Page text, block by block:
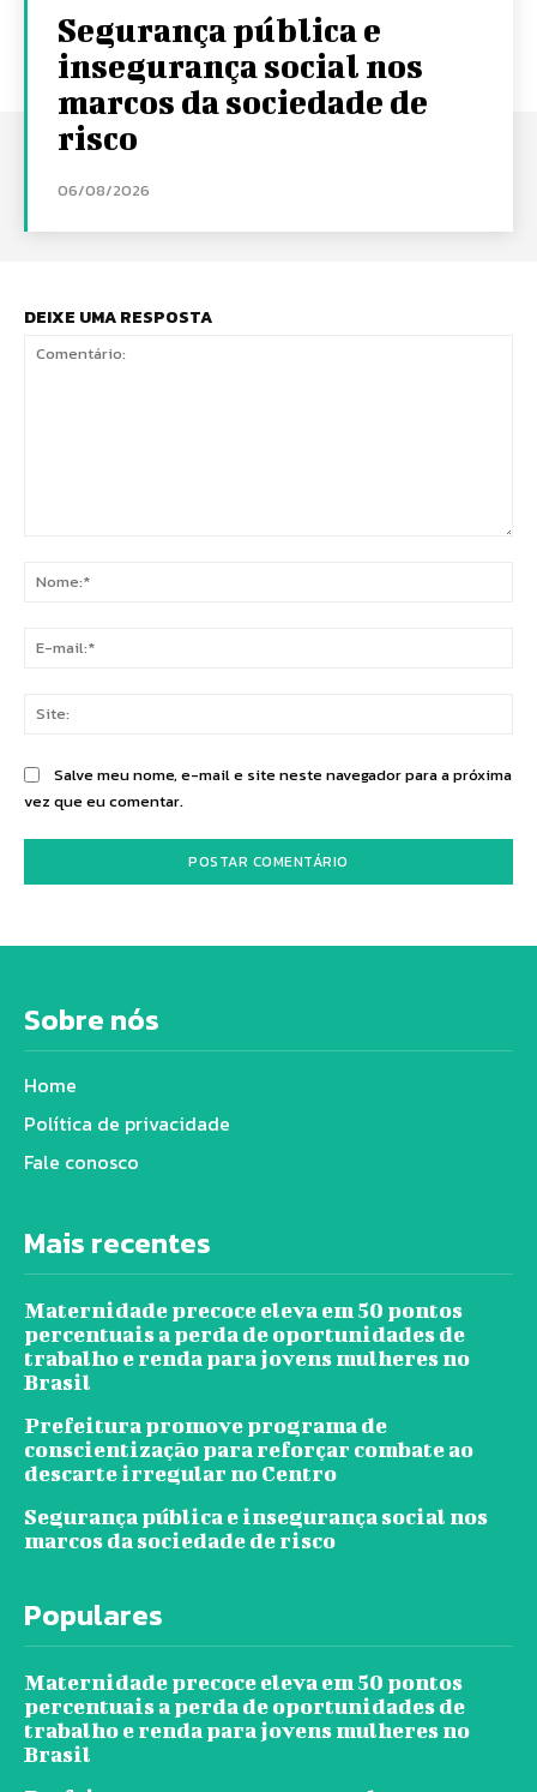
Segurança pública e
insegurança social nos
marcos da sociedade de
risco
06/08/2026
DEIXE UMA RESPOSTA
Salve meu nome, e-mail e site neste navegador para a próxima
vez que eu comentar.
Sobre nós
Home
Política de privacidade
Fale conosco
Mais recentes
Maternidade precoce eleva em 50 pontos
percentuais a perda de oportunidades de
trabalho e renda para jovens mulheres no
Brasil
Prefeitura promove programa de
conscientização para reforçar combate ao
descarte irregular no Centro
Segurança pública e insegurança social nos
marcos da sociedade de risco
Populares
Maternidade precoce eleva em 50 pontos
percentuais a perda de oportunidades de
trabalho e renda para jovens mulheres no
Brasil